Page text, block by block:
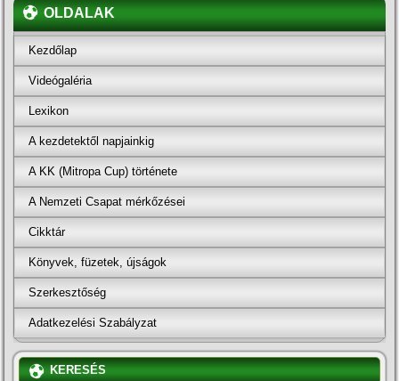
OLDALAK
Kezdőlap
Videógaléria
Lexikon
A kezdetektől napjainkig
A KK (Mitropa Cup) története
A Nemzeti Csapat mérkőzései
Cikktár
Könyvek, füzetek, újságok
Szerkesztőség
Adatkezelési Szabályzat
KERESÉS